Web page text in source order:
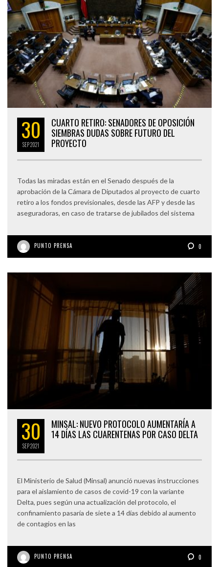
30
SEP2021
CUARTO RETIRO: SENADORES DE OPOSICIÓN
SIEMBRAS DUDAS SOBRE FUTURO DEL
PROYECTO
Todas las miradas están en el Senado después de la
aprobación de la Cámara de Diputados al proyecto de cuarto
retiro a los fondos previsionales, desde las AFP y desde las
aseguradoras, en caso de tratarse de jubilados del sistema
PUNTO PRENSA 0
30
SEP2021
MINSAL: NUEVO PROTOCOLO AUMENTARÍA A
14 DÍAS LAS CUARENTENAS POR CASO DELTA
El Ministerio de Salud (Minsal) anunció nuevas instrucciones
para el aislamiento de casos de covid-19 con la variante
Delta, pues según una actualización del protocolo, el
confinamiento pasaría de siete a 14 días debido al aumento
de contagios en las
PUNTO PRENSA 0